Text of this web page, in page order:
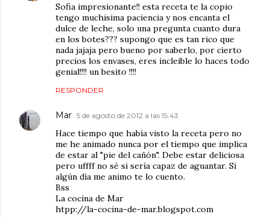
Sofia impresionante!! esta receta te la copio
tengo muchisima paciencia y nos encanta el
dulce de leche, solo una pregunta cuanto dura
en los botes??? supongo que es tan rico que
nada jajaja pero bueno por saberlo, por cierto
precios los envases, eres incleible lo haces todo
genial!!!! un besito !!!!
RESPONDER
Mar 5 de agosto de 2012 a las 15:43
Hace tiempo que había visto la receta pero no
me he animado nunca por el tiempo que implica
de estar al "pie del cañón". Debe estar deliciosa
pero uffff no sé si sería capaz de aguantar. Si
algún día me animo te lo cuento.
Bss
La cocina de Mar
htpp://la-cocina-de-mar.blogspot.com